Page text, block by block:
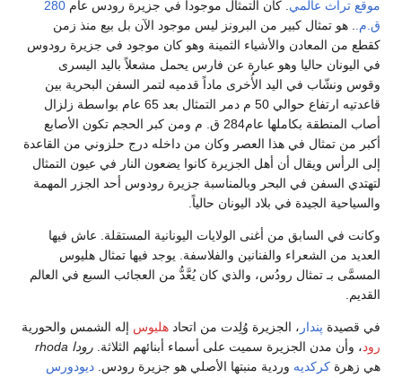
موقع تراث عالمي . كان التمثال موجوداً في جزيرة رودس عام 280
ق.م.
. هو تمثال كبير من البرونز ليس موجود الآن بل بيع منذ زمن
كقطع من المعادن والأشياء الثمينة وهو كان موجود في جزيرة رودوس
في اليونان حاليا وهو عبارة عن فارس يحمل مشعلاً باليد اليسرى
وقوس ونشّاب في اليد الأُخرى ماداً قدميه لتمر السفن البحرية بين
قاعدتيه ارتفاع حوالي 50 م دمر التمثال بعد 65 عام بواسطة زلزال
أصاب المنطقة بكاملها عام284 ق. م ومن كبر الحجم تكون الأصابع
أكبر من تمثال في هذا العصر وكان من داخله درج حلزوني من القاعدة
إلى الرأس ويقال أن أهل الجزيرة كانوا يضعون النار في عيون التمثال
لتهتدي السفن في البحر وبالمناسبة جزيرة رودوس أحد الجزر المهمة
والسياحية الجيدة في بلاد اليونان حالياً.
وكانت في السابق من أغنى الولايات اليونانية المستقلة. عاش فيها
العديد من الشعراء والفنانين والفلاسفة. يوجد فيها تمثال هليوس
المسمَّى بـ تمثال رودُس، والذي كان يُعَّدُّ من العجائب السبع في العالم
القديم.
في قصيدة پندار ، الجزيرة وُلِدت من اتحاد هليوس إله الشمس والحورية
رود، وأن مدن الجزيرة سميت على أسماء أبنائهم الثلاثة. رودا rhoda
هي زهرة كركديه وردية منبتها الأصلي هو جزيرة رودس. ديودورس